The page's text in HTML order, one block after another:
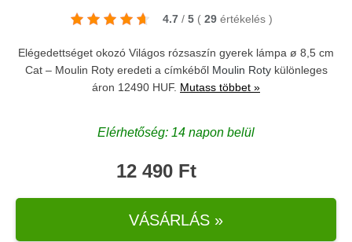
4.7 / 5 ( 29 értékelés )
Elégedettséget okozó Világos rózsaszín gyerek lámpa ø 8,5 cm
Cat – Moulin Roty eredeti a címkéből Moulin Rotykülönleges
áron 12490 HUF. Mutass többet »
Elérhetőség: 14 napon belül
12 490 Ft
VÁSÁRLÁS »